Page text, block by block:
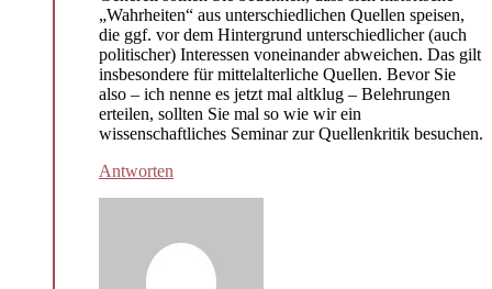
„Wahrheiten“ aus unterschiedlichen Quellen speisen,
die ggf. vor dem Hintergrund unterschiedlicher (auch
politischer) Interessen voneinander abweichen. Das gilt
insbesondere für mittelalterliche Quellen. Bevor Sie
also – ich nenne es jetzt mal altklug – Belehrungen
erteilen, sollten Sie mal so wie wir ein
wissenschaftliches Seminar zur Quellenkritik besuchen.
Antworten